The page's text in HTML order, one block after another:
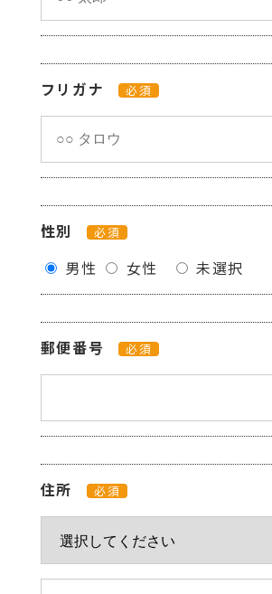
フリガナ 必須
性別 必須
男性 女性 未選択
郵便番号 必須
住所 必須